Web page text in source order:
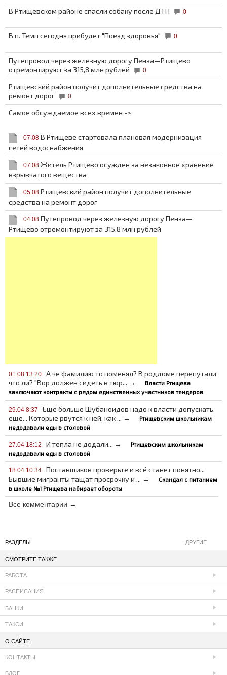
В Ртищевском районе спасли собаку после ДТП 0
В п. Темп сегодня прибудет "Поезд здоровья" 0
Путепровод через железную дорогу Пенза—Ртищево
отремонтируют за 315,8 млн рублей
0
Ртищевский район получит дополнительные средства на
ремонт дорог
0
Самое обсуждаемое всех времен ->
07.08 В Ртищеве стартовала плановая модернизация
сетей водоснабжения
07.08 Житель Ртищево осужден за незаконное хранение
взрывчатого вещества
05.08 Ртищевский район получит дополнительные
средства на ремонт дорог
04.08 Путепровод через железную дорогу Пенза—
Ртищево отремонтируют за 315,8 млн рублей
01.08 13:20
А че фамилию то поменял? В роддоме перепутали
что ли? "Вор должен сидеть в тюр... →
Власти Ртищева
заключают контракты с рядом единственных участников тендеров
29.04 8:37
Ещё больше Шубаноидов надо к власти допускать,
ещё... Которые рвутся к ней, как ... →
Ртищевским школьникам
недодавали еды в столовой
27.04 18:12 И тепла не додали... →
Ртищевским школьникам
недодавали еды в столовой
18.04 10:34
Поставщиков проверьте и всё станет понятно...
Бывшие мигранты тащат просрочку и ... →
Скандал с питанием
в школе №1 Ртищева набирает обороты
Все комментарии →
ДРУГИЕ
РАЗДЕЛЫ
СМОТРИТЕ ТАКЖЕ
РАБОТА
РАСПИСАНИЯ
БАНКИ
ТАКСИ
О САЙТЕ
КОНТАКТЫ
БЛОГ